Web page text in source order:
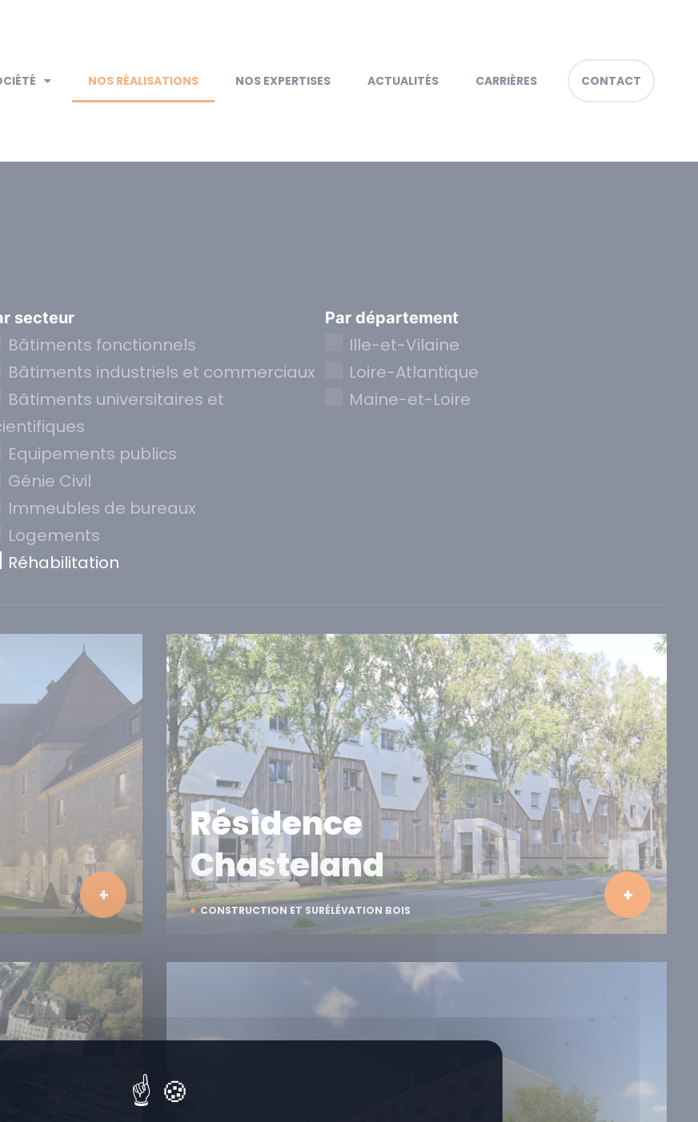
NOS RÉALISATIONS NOS EXPERTISES ACTUALITÉS CARRIÈRES CONTACT
secteur
Bâtiments fonctionnels
Bâtiments industriels et commerciaux
Bâtiments universitaires et
Equipements publics
Génie Civil
Immeubles de bureaux
Logements
Réhabilitation
Par département
Ille-et-Vilaine
Loire-Atlantique
Maine-et-Loire
CONSTRUCTION ET SURÉLÉVATION BOIS
Résidence
Chasteland